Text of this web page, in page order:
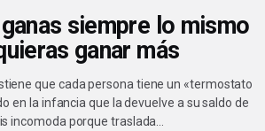
siempre lo mismo
ganar más
que cada persona tiene un «termostato
en la infancia que la devuelve a su saldo de
incomoda porque traslada…